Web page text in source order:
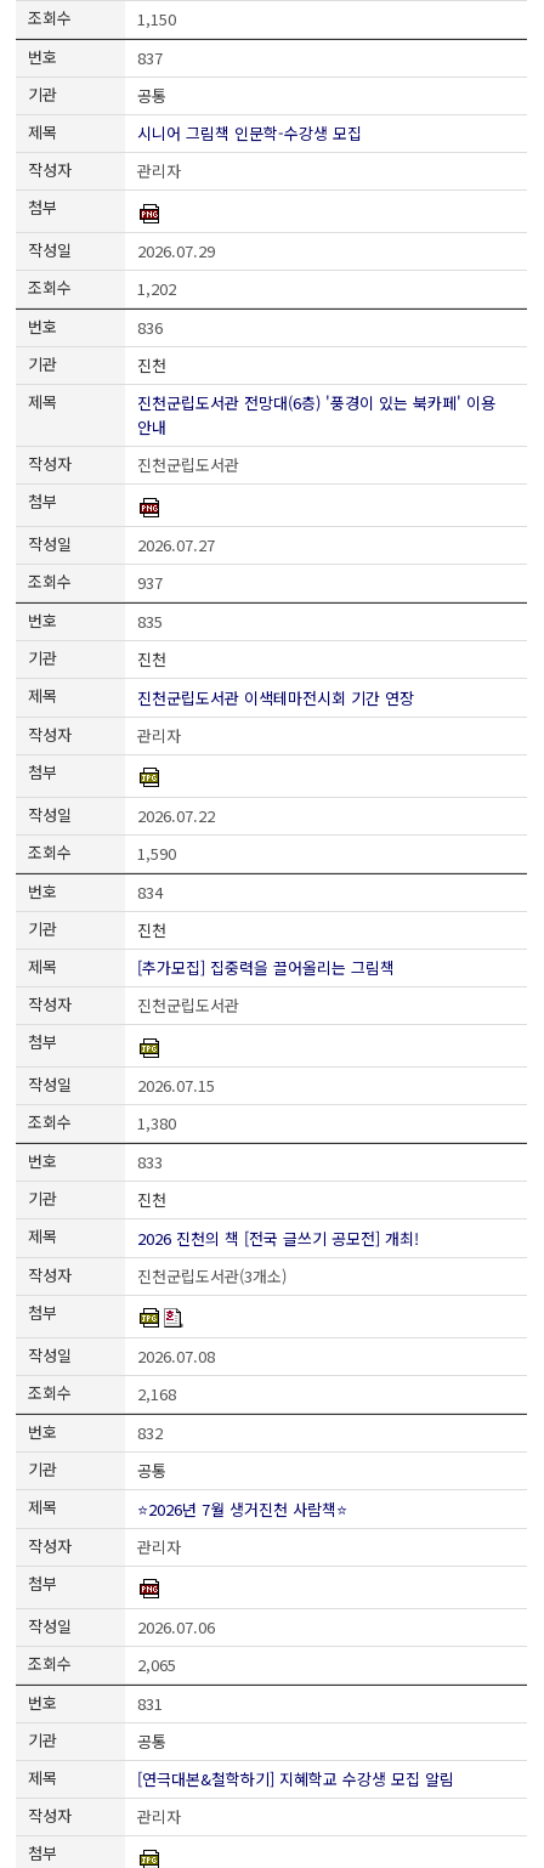
1,150
837
공통
시니어 그림책 인문학-수강생 모집
관리자
2026.07.29
1,202
836
진천
진천군립도서관 전망대(6층) '풍경이 있는 북카페' 이용
안내
진천군립도서관
2026.07.27
937
835
진천
진천군립도서관 이색테마전시회 기간 연장
관리자
2026.07.22
1,590
834
진천
[추가모집] 집중력을 끌어올리는 그림책
진천군립도서관
2026.07.15
1,380
833
진천
2026 진천의 책 [전국 글쓰기 공모전] 개최!
진천군립도서관(3개소)
2026.07.08
2,168
832
공통
⭐2026년 7월 생거진천 사람책⭐
관리자
2026.07.06
2,065
831
공통
[연극대본&철학하기] 지혜학교 수강생 모집 알림
관리자